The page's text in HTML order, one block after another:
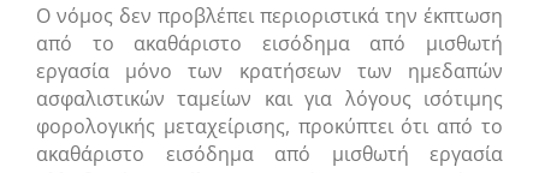
Ο νόμος δεν προβλέπει περιοριστικά την έκπτωση
από το ακαθάριστο εισόδημα από μισθωτή
εργασία μόνο των κρατήσεων των ημεδαπών
ασφαλιστικών ταμείων και για λόγους ισότιμης
φορολογικής μεταχείρισης, προκύπτει ότι από το
ακαθάριστο εισόδημα από μισθωτή εργασία